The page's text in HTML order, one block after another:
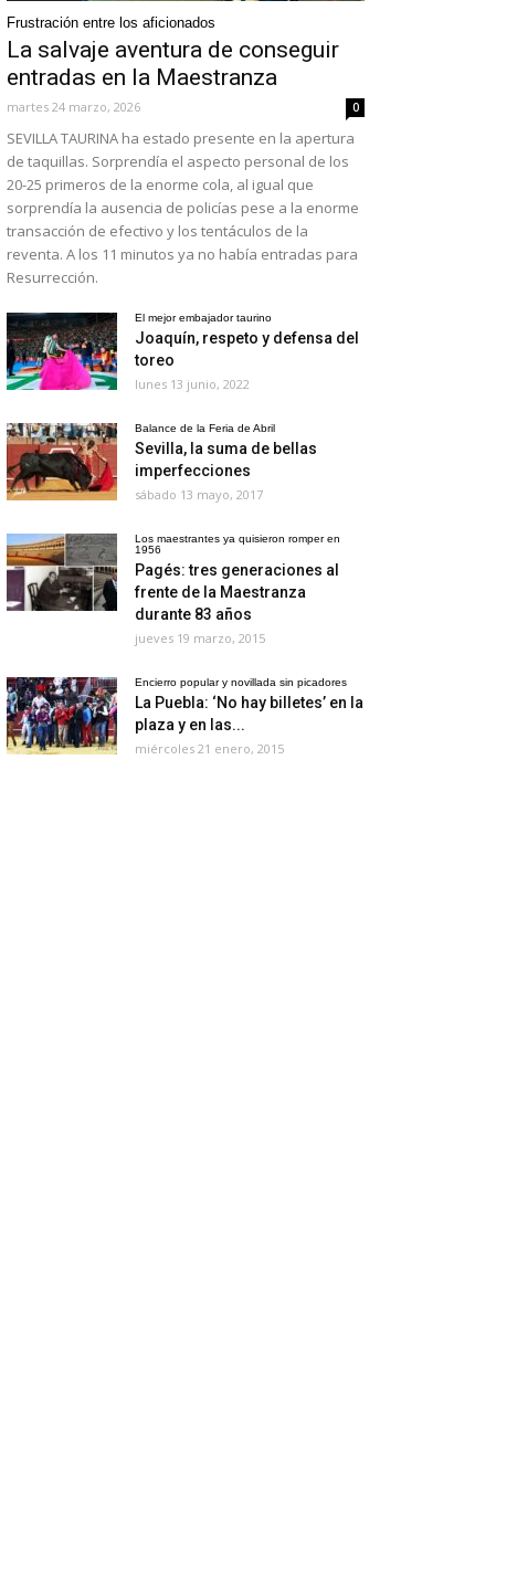
Frustración entre los aficionados
La salvaje aventura de conseguir
entradas en la Maestranza
martes 24 marzo, 2026 0
SEVILLA TAURINA ha estado presente en la apertura
de taquillas. Sorprendía el aspecto personal de los
20-25 primeros de la enorme cola, al igual que
sorprendía la ausencia de policías pese a la enorme
transacción de efectivo y los tentáculos de la
reventa. A los 11 minutos ya no había entradas para
Resurrección.
El mejor embajador taurino
Joaquín, respeto y defensa del
toreo
lunes 13 junio, 2022
Balance de la Feria de Abril
Sevilla, la suma de bellas
imperfecciones
sábado 13 mayo, 2017
Los maestrantes ya quisieron romper en
1956
Pagés: tres generaciones al
frente de la Maestranza
durante 83 años
jueves 19 marzo, 2015
Encierro popular y novillada sin picadores
La Puebla: ‘No hay billetes’ en la
plaza y en las...
miércoles 21 enero, 2015